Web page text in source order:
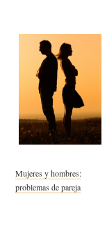
Mujeres y hombres:
problemas de pareja